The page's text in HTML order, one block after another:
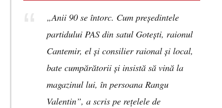
„Anii 90 se întorc. Cum președintele
partidului PAS din satul Gotești, raionul
Cantemir, el și consilier raional și local,
bate cumpărătorii și insistă să vină la
magazinul lui, în persoana Rangu
Valentin”, a scris pe rețelele de